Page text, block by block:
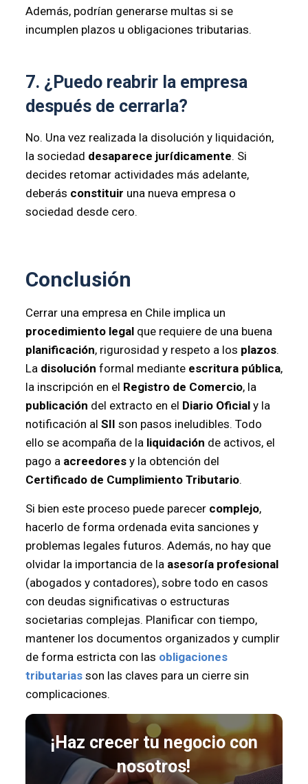
Además, podrían generarse multas si se
incumplen plazos u obligaciones tributarias.
7. ¿Puedo reabrir la empresa
después de cerrarla?
No. Una vez realizada la disolución y liquidación,
la sociedad desaparece jurídicamente. Si
decides retomar actividades más adelante,
deberás constituir una nueva empresa o
sociedad desde cero.
Conclusión
Cerrar una empresa en Chile implica un
procedimiento legalque requiere de una buena
planificación, rigurosidad y respeto a los plazos.
La disolución formal mediante escritura pública,
la inscripción en el Registro de Comercio, la
publicación del extracto en el Diario Oficialy la
notificación al SII son pasos ineludibles. Todo
ello se acompaña de la liquidación de activos, el
pago a acreedoresy la obtención del
Certificado de Cumplimiento Tributario.
Si bien este proceso puede parecer complejo,
hacerlo de forma ordenada evita sanciones y
problemas legales futuros. Además, no hay que
olvidar la importancia de la asesoría profesional
(abogados y contadores), sobre todo en casos
con deudas significativas o estructuras
societarias complejas. Planificar con tiempo,
mantener los documentos organizados y cumplir
de forma estricta con las obligaciones
tributariasson las claves para un cierre sin
complicaciones.
¡Haz crecer tu negocio con
nosotros!